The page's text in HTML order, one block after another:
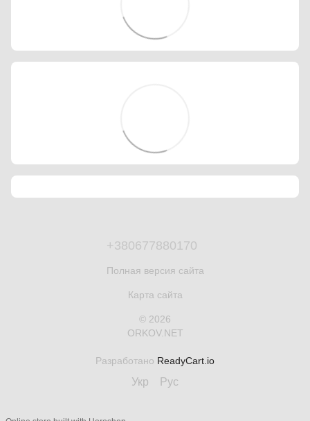
+380677880170
Полная версия сайта
Карта сайта
© 2026
ORKOV.NET
Разработано ReadyCart.io
Укр Рус